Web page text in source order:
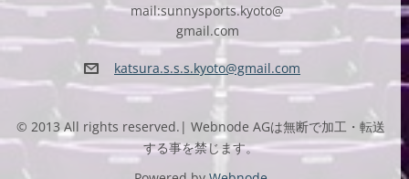
mail:sunnysports.kyoto@
gmail.com
katsura.s.s.s.kyoto@gmail.com
© 2013 All rights reserved.| Webnode AGは無断で加工・転送
する事を禁じます。